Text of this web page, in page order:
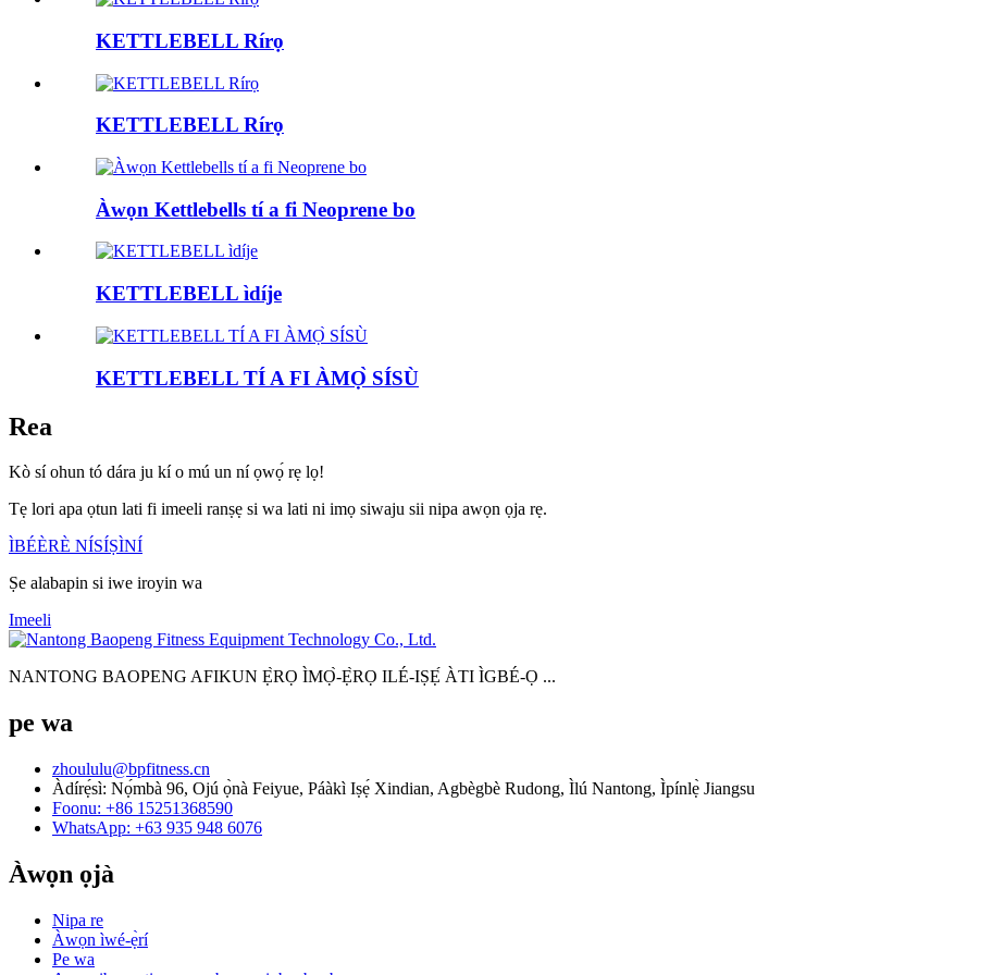
KETTLEBELL Rírọ
KETTLEBELL Rírọ
Àwọn Kettlebells tí a fi Neoprene bo
KETTLEBELL ìdíje
KETTLEBELL TÍ A FI ÀMỌ̀ SÍSÙ
Rea
Kò sí ohun tó dára ju kí o mú un ní ọwọ́ rẹ lọ!
Tẹ lori apa ọtun lati fi imeeli ranṣẹ si wa lati ni imọ siwaju sii nipa awọn ọja rẹ.
ÌBÉÈRÈ NÍSÍṢÌNÍ
Ṣe alabapin si iwe iroyin wa
Imeeli
NANTONG BAOPENG AFIKUN Ẹ̀RỌ ÌMỌ̀-Ẹ̀RỌ ILÉ-IṢẸ́ ÀTI ÌGBÉ-Ọ ...
pe wa
zhoululu@bpfitness.cn
Àdírẹ́sì: Nọ́mbà 96, Ojú ọ̀nà Feiyue, Páàkì Iṣẹ́ Xindian, Agbègbè Rudong, Ìlú Nantong, Ìpínlẹ̀ Jiangsu
Foonu: +86 15251368590
WhatsApp: +63 935 948 6076
Àwọn ọjà
Nipa re
Àwọn ìwé-ẹ̀rí
Pe wa